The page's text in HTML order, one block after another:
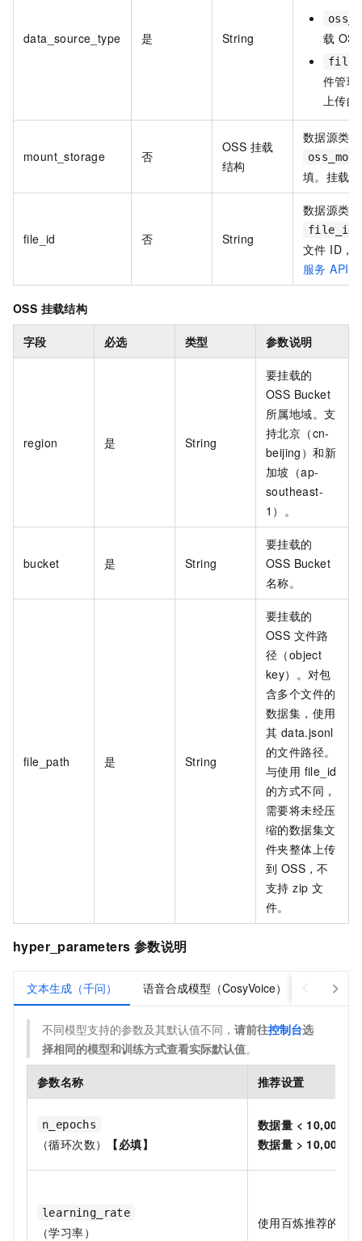
data_source_type 是 String 载
件管理
上传
mount_storage 否
OSS 挂载
结构
数据源类
填。挂载
file_id 否 String
数据源类
file_id
文件 ID，
服务 API
OSS 挂载结构
字段 必选 类型 参数说明
region 是 String
要挂载的
OSS Bucket
所属地域。支
持北京（cn-
beijing）和新
加坡（ap-
southeast-
1）。
bucket 是 String
要挂载的
OSS Bucket
名称。
file_path 是 String
要挂载的
OSS 文件路
径（object
key）。对包
含多个文件的
数据集，使用
其 data.jsonl
的文件路径。
与使用 file_id
的方式不同，
需要将未经压
缩的数据集文
件夹整体上传
到 OSS，不
支持 zip 文
件。
hyper_parameters 参数说明
文本生成（千问） 语音合成模型（CosyVoice） 视频生
不同模型支持的参数及其默认值不同， 请前往控制台选
择相同的模型和训练方式查看实际默认值。
参数名称 推荐设置
n_epochs
（循环次数） 【必填】
数据量 < 10,000,
数据量 > 10,000,
learning_rate
（学习率）
使用百炼推荐的默